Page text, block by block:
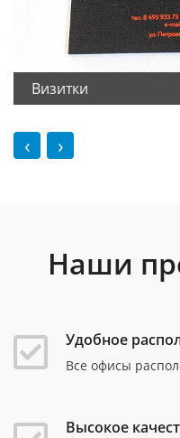
Визитки
‹ ›
Наши
Удобное
Все офисы
Высокое